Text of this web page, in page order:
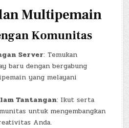
Multipemain
Komunitas
Server: Temukan
baru dengan bergabung
yang melayani
Tantangan: Ikut serta
untuk mengembangkan
Anda.